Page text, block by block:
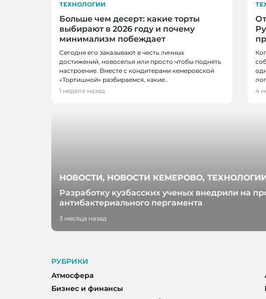
ТЕХНОЛОГИИ
Больше чем десерт: какие торты
выбирают в 2026 году и почему
минимализм побеждает
Сегодня его заказывают в честь личных
достижений, новоселья или просто чтобы поднять
настроение. Вместе с кондитерами кемеровской
«Тортишной» разбираемся, какие..
1 неделя назад
4
НОВОСТИ, НОВОСТИ КЕМЕРОВО,
Разработку кузбасских ученых внедрили на
антибактериального пергамента
3 месяца назад
РУБРИКИ
Атмосфера
Бизнес и финансы